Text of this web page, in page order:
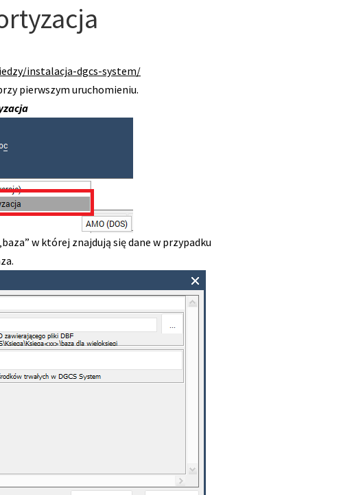
instalacja-dgcs-system/
pierwszym uruchomieniu.
w której znajdują się dane w przypadku